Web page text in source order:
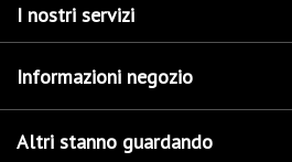
I nostri servizi
Informazioni negozio
Altri stanno guardando